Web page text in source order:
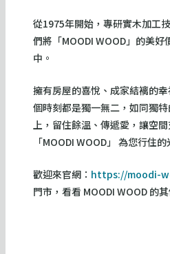
從1975年開始，專研實木加工
們將「MOODI WOOD」的美好
中。
擁有房屋的喜悅、成家結褵的
個時刻都是獨一無二，如同獨
上，留住餘溫、傳遞愛，讓空間
「MOODI WOOD」 為您行住的
歡迎來官網： https://moodi-
門市，看看 MOODI WOOD 的其